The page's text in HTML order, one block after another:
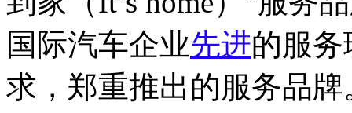
国际汽车企业先进的服
求，郑重推出的服务品牌